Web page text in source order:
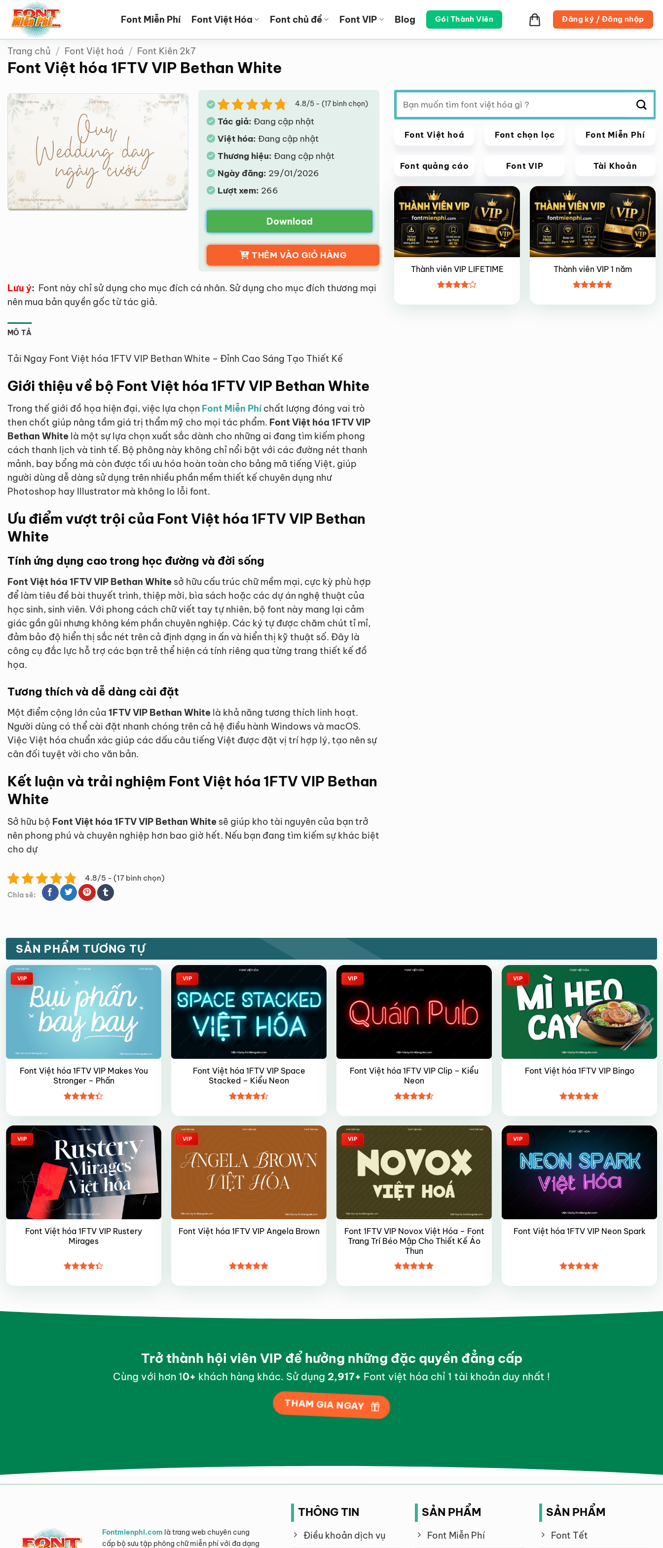
qua
dung
Font Miễn Phí Font Việt Hóa Font chủ đề Font VIP Blog Gói Thành Viên Đăng ký / Đăng nhập
Trang chủ / Font Việt hoá / Font Kiên 2k7
Font Việt hóa 1FTV VIP Bethan White
4.8/5 - (17 bình chọn)
Tác giả: Đang cập nhật
Việt hóa: Đang cập nhật
Thương hiệu: Đang cập nhật
Ngày đăng: 29/01/2026
Lượt xem: 266
Download
THÊM VÀO GIỎ HÀNG
Lưu ý: Font này chỉ sử dụng cho mục đích cá nhân. Sử dụng cho mục đích thương mại
nên mua bản quyền gốc từ tác giả.
MÔ TẢ
Tải Ngay Font Việt hóa 1FTV VIP Bethan White – Đỉnh Cao Sáng Tạo Thiết Kế
Giới thiệu về bộ Font Việt hóa 1FTV VIP Bethan White
Trong thế giới đồ họa hiện đại, việc lựa chọn Font Miễn Phíchất lượng đóng vai trò
then chốt giúp nâng tầm giá trị thẩm mỹ cho mọi tác phẩm. Font Việt hóa 1FTV VIP
Bethan White là một sự lựa chọn xuất sắc dành cho những ai đang tìm kiếm phong
cách thanh lịch và tinh tế. Bộ phông này không chỉ nổi bật với các đường nét thanh
mảnh, bay bổng mà còn được tối ưu hóa hoàn toàn cho bảng mã tiếng Việt, giúp
người dùng dễ dàng sử dụng trên nhiều phần mềm thiết kế chuyên dụng như
Photoshop hay Illustrator mà không lo lỗi font.
Ưu điểm vượt trội của Font Việt hóa 1FTV VIP Bethan
White
Tính ứng dụng cao trong học đường và đời sống
Font Việt hóa 1FTV VIP Bethan White sở hữu cấu trúc chữ mềm mại, cực kỳ phù hợp
để làm tiêu đề bài thuyết trình, thiệp mời, bìa sách hoặc các dự án nghệ thuật của
học sinh, sinh viên. Với phong cách chữ viết tay tự nhiên, bộ font này mang lại cảm
giác gần gũi nhưng không kém phần chuyên nghiệp. Các ký tự được chăm chút tỉ mỉ,
đảm bảo độ hiển thị sắc nét trên cả định dạng in ấn và hiển thị kỹ thuật số. Đây là
công cụ đắc lực hỗ trợ các bạn trẻ thể hiện cá tính riêng qua từng trang thiết kế đồ
họa.
Tương thích và dễ dàng cài đặt
Một điểm cộng lớn của 1FTV VIP Bethan White là khả năng tương thích linh hoạt.
Người dùng có thể cài đặt nhanh chóng trên cả hệ điều hành Windows và macOS.
Việc Việt hóa chuẩn xác giúp các dấu câu tiếng Việt được đặt vị trí hợp lý, tạo nên sự
cân đối tuyệt vời cho văn bản.
Kết luận và trải nghiệm Font Việt hóa 1FTV VIP Bethan
White
Sở hữu bộ Font Việt hóa 1FTV VIP Bethan White sẽ giúp kho tài nguyên của bạn trở
nên phong phú và chuyên nghiệp hơn bao giờ hết. Nếu bạn đang tìm kiếm sự khác biệt
cho dự
4.8/5 - (17 bình chọn)
Chia sẽ:
Tìm
kiếm:
Font Việt hoá Font chọn lọc Font Miễn Phí
Font quảng cáo Font VIP Tài Khoản
Giảm giá!
Thành viên VIP LIFETIME
xếp hạng
Giảm giá!
Thành viên VIP 1 năm
hạng55
SẢN PHẨM TƯƠNG TỰ
VIP
Font Việt hóa 1FTV VIP Makes You
Stronger – Phấn
hạng4.35
VIP
Font Việt hóa 1FTV VIP Space
Stacked – Kiểu Neon
hạng4.45
VIP
Font Việt hóa 1FTV VIP Clip – Kiểu
Neon
hạng4.5
VIP
Font Việt hóa 1FTV VIP Bingo
hạng4.85
VIP
Font Việt hóa 1FTV VIP Rustery
Mirages
hạng4.35
VIP
Font Việt hóa 1FTV VIP Angela Brown
hạng4.95
VIP
Font 1FTV VIP Novox Việt Hóa – Font
Trang Trí Béo Mập Cho Thiết Kế Áo
Thun
hạng4.95
VIP
Font Việt hóa 1FTV VIP Neon Spark
hạng4.95
Trở thành hội viên VIP để hưởng những đặc quyền đẳng cấp
Cùng với hơn 10+khách hàng khác. Sử dụng 2,998+ Font việt hóa chỉ 1 tài khoản duy nhất !
THAM GIA NGAY
Fontmienphi.com là trang web chuyên cung
cấp bộ sưu tập phông chữ miễn phí với đa dạng
THÔNG TIN
Điều khoản dịch vụ
SẢN PHẨM
Font Miễn Phí
SẢN PHẨM
Font Tết